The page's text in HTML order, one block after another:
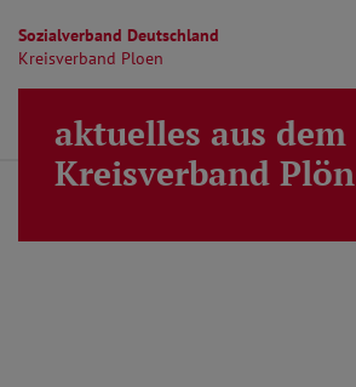
Sozialverband Deutschland
Kreisverband Ploen
Direkt zu den Inhalten springen
MENÜ
aktuelles aus dem
Kreisverband Plön